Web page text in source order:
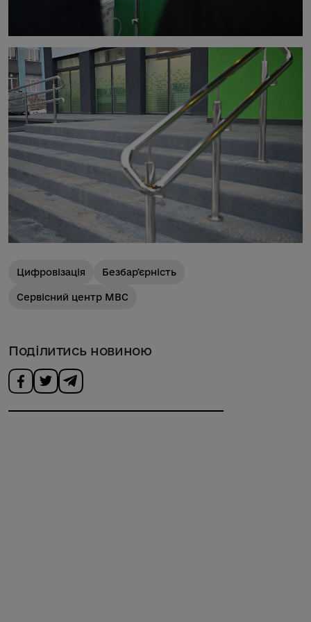
Цифровізація Безбарʼєрність
Сервісний центр МВС
Поділитись новиною